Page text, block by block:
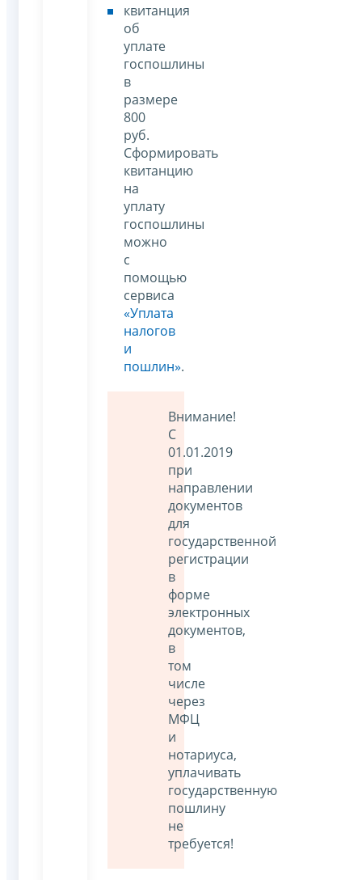
квитанция
об
уплате
госпошлины
в
размере
800
руб.
Сформировать
квитанцию
на
уплату
госпошлины
можно
с
помощью
сервиса
«Уплата
налогов
и
пошлин».
Внимание!
С
01.01.2019
при
направлении
документов
для
государственной
регистрации
в
форме
электронных
документов,
в
том
числе
через
МФЦ
и
нотариуса,
уплачивать
государственную
пошлину
не
требуется!